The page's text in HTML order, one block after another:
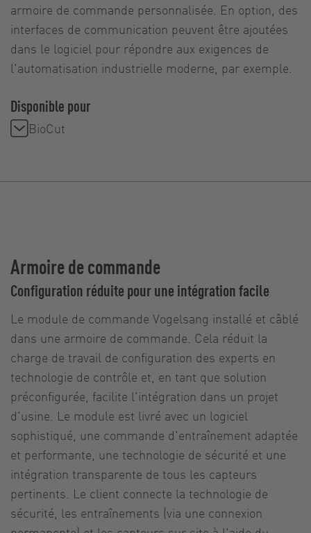
armoire de commande personnalisée. En option, des
interfaces de communication peuvent être ajoutées
dans le logiciel pour répondre aux exigences de
l'automatisation industrielle moderne, par exemple.
Disponible pour
BioCut
Armoire de commande
Configuration réduite pour une intégration facile
Le module de commande Vogelsang installé et câblé
dans une armoire de commande. Cela réduit la
charge de travail de configuration des experts en
technologie de contrôle et, en tant que solution
préconfigurée, facilite l'intégration dans un projet
d'usine. Le module est livré avec un logiciel
sophistiqué, une commande d'entraînement adaptée
et performante, une technologie de sécurité et une
intégration transparente de tous les capteurs
pertinents. Le client connecte la technologie de
sécurité, les entraînements (via une connexion